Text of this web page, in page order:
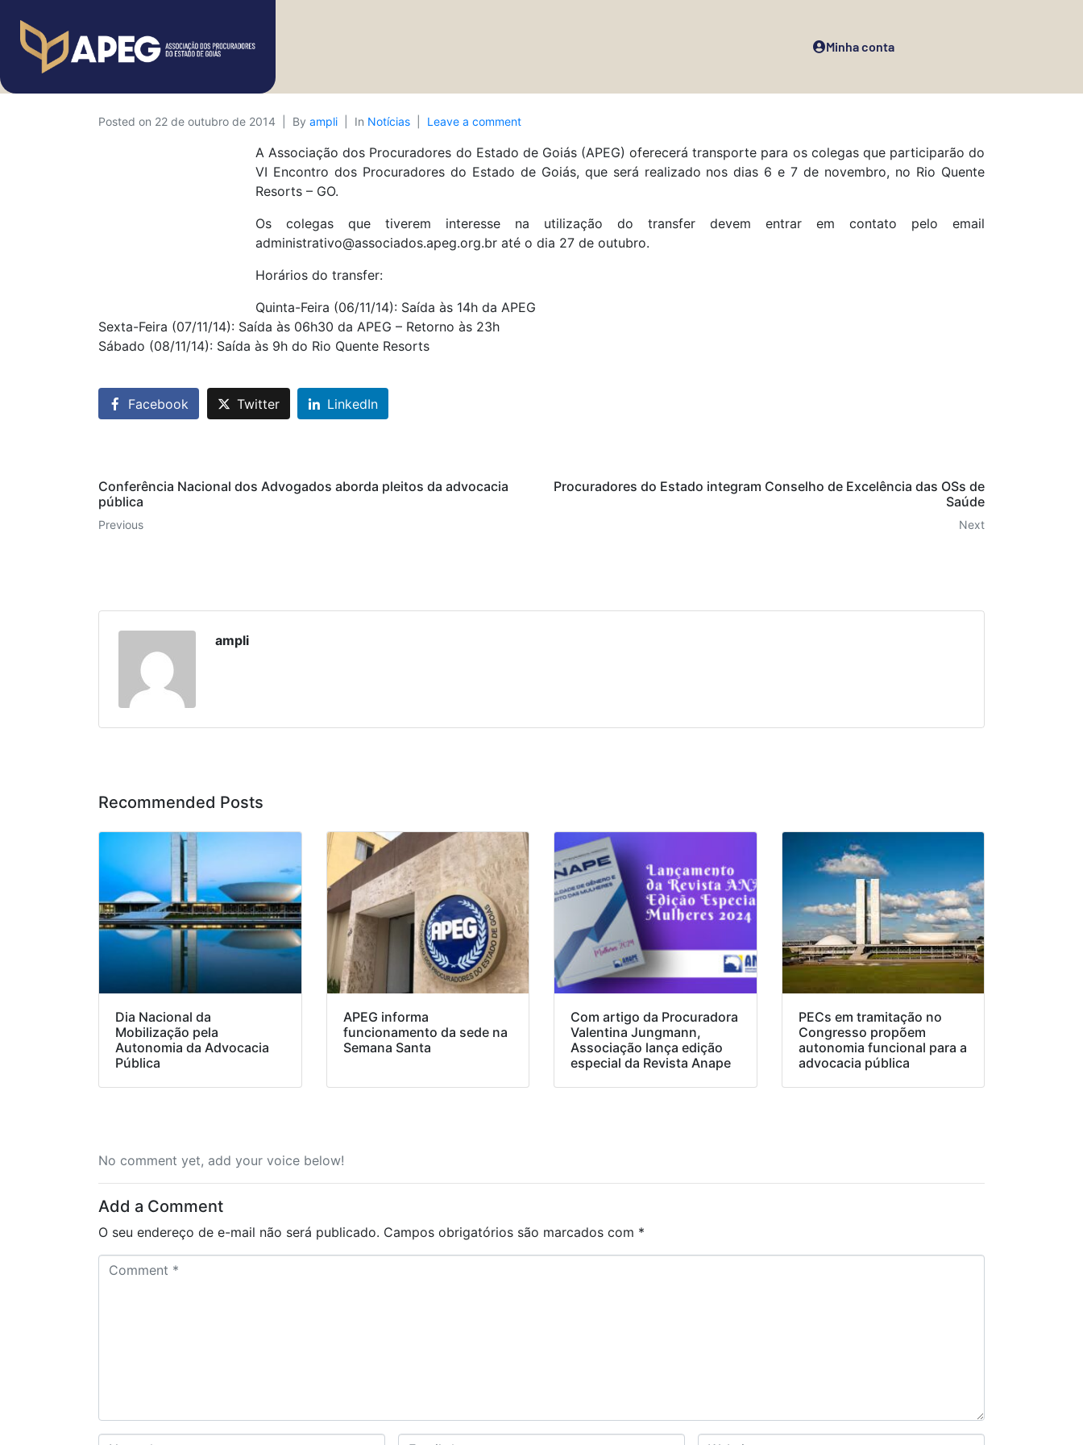
Minha conta
Posted on 22 de outubro de 2014 By ampli In Notícias Leave a comment
A Associação dos Procuradores do Estado de Goiás (APEG) oferecerá transporte para os colegas que participarão do
VI Encontro dos Procuradores do Estado de Goiás, que será realizado nos dias 6 e 7 de novembro, no Rio Quente
Resorts – GO.
Os colegas que tiverem interesse na utilização do transfer devem entrar em contato pelo email
administrativo@associados.apeg.org.br até o dia 27 de outubro.
Horários do transfer:
Quinta-Feira (06/11/14): Saída às 14h da APEG
Sexta-Feira (07/11/14): Saída às 06h30 da APEG – Retorno às 23h
Sábado (08/11/14): Saída às 9h do Rio Quente Resorts
Facebook Twitter LinkedIn
Conferência Nacional dos Advogados aborda pleitos da advocacia
pública
Previous
Procuradores do Estado integram Conselho de Excelência das OSs de
Saúde
Next
ampli
Recommended Posts
Dia Nacional da
Mobilização pela
Autonomia da Advocacia
Pública
APEG informa
funcionamento da sede na
Semana Santa
Com artigo da Procuradora
Valentina Jungmann,
Associação lança edição
especial da Revista Anape
PECs em tramitação no
Congresso propõem
autonomia funcional para a
advocacia pública
No comment yet, add your voice below!
Add a Comment
O seu endereço de e-mail não será publicado. Campos obrigatórios são marcados com *